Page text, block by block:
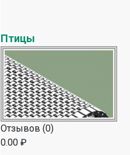
Птицы
Отзывов (0)
0.00 ₽